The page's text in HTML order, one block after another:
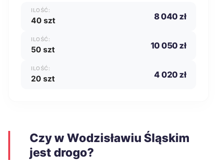
ILOŚĆ:
40 szt 8 040 zł
ILOŚĆ:
50 szt 10 050 zł
ILOŚĆ:
20 szt 4 020 zł
Czy w Wodzisławiu Śląskim
jest drogo?